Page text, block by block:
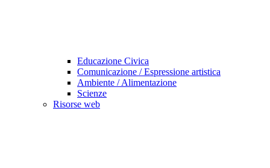
Educazione Civica
Comunicazione / Espressione artistica
Ambiente / Alimentazione
Scienze
Risorse web